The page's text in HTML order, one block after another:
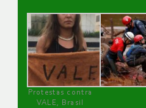
Protestas contra
VALE, Brasil